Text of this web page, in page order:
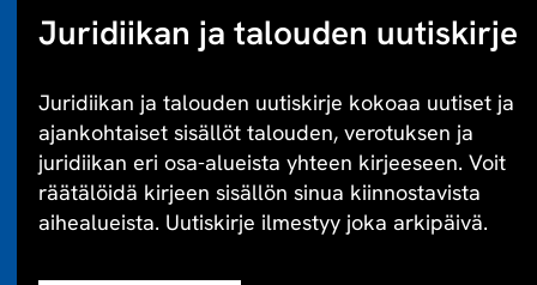
Juridiikan ja talouden uutiskirje
Juridiikan ja talouden uutiskirje kokoaa uutiset ja
ajankohtaiset sisällöt talouden, verotuksen ja
juridiikan eri osa-alueista yhteen kirjeeseen. Voit
räätälöidä kirjeen sisällön sinua kiinnostavista
aihealueista. Uutiskirje ilmestyy joka arkipäivä.